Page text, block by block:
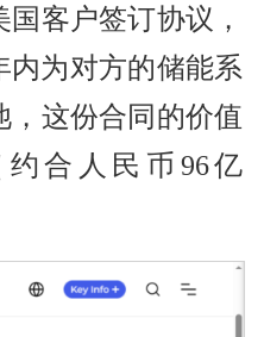
客户签订协议，
内为对方的储能系
，这份合同的价值
合人民币96亿